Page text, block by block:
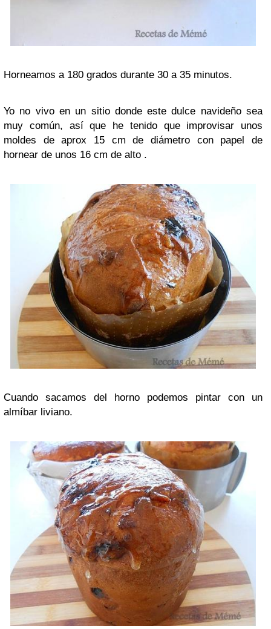
Horneamos a 180 grados durante 30 a 35 minutos.
Yo no vivo en un sitio donde este dulce navideño sea
muy común, así que he tenido que improvisar unos
moldes de aprox 15 cm de diámetro con papel de
hornear de unos 16 cm de alto .
Cuando sacamos del horno podemos pintar con un
almíbar liviano.